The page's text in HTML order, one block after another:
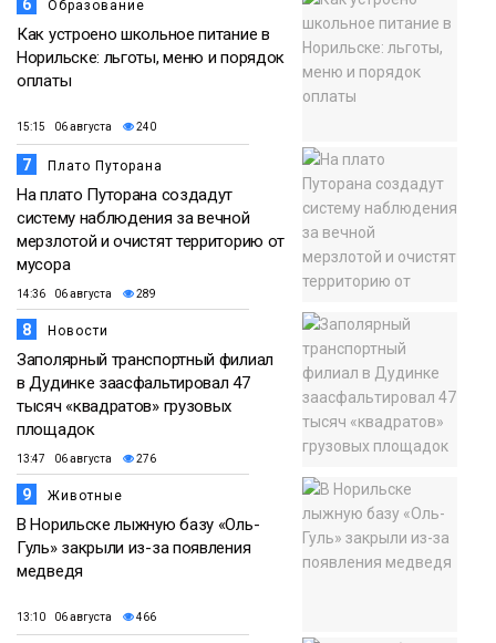
6 Образование
Как устроено школьное питание в
Норильске: льготы, меню и порядок
оплаты
15:15 06 августа 240
7 Плато Путорана
На плато Путорана создадут
систему наблюдения за вечной
мерзлотой и очистят территорию от
мусора
14:36 06 августа 289
8 Новости
Заполярный транспортный филиал
в Дудинке заасфальтировал 47
тысяч «квадратов» грузовых
площадок
13:47 06 августа 276
9 Животные
В Норильске лыжную базу «Оль-
Гуль» закрыли из-за появления
медведя
13:10 06 августа 466